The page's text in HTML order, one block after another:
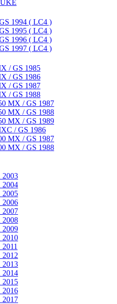
1994 ( LC4 )
1995 ( LC4 )
1996 ( LC4 )
1997 ( LC4 )
/ GS 1985
/ GS 1986
/ GS 1987
/ GS 1988
MX / GS 1987
MX / GS 1988
MX / GS 1989
/ GS 1986
MX / GS 1987
MX / GS 1988
2003
2004
2005
2006
2007
2008
2009
2010
2012
2013
2014
2015
2016
2017